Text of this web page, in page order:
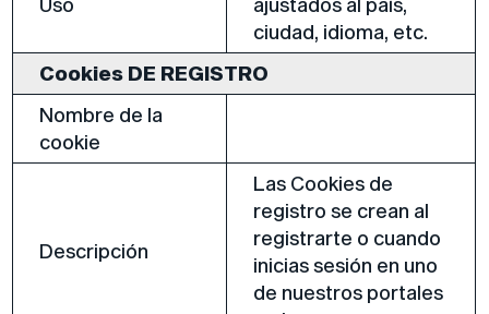
ciudad, idioma, etc.
Cookies DE REGISTRO
Nombre de la
cookie
Descripción
Las Cookies de
registro se crean al
registrarte o cuando
inicias sesión en uno
de nuestros portales